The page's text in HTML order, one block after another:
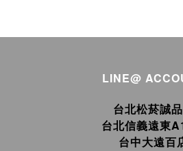
LINE@
台北松菸誠
台北信義遠東
台中大遠百